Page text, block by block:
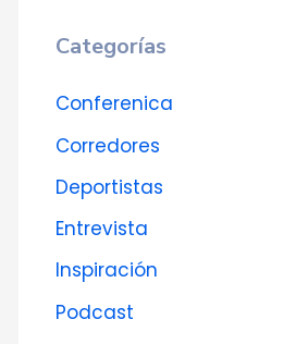
Categorías
Conferenica
Corredores
Deportistas
Entrevista
Inspiración
Podcast